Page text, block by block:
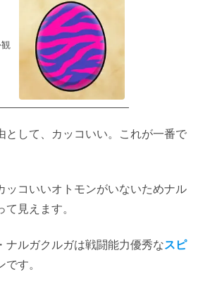
観
として、カッコいい。これが一番で
ッコいいオトモンがいないためナル
見えます。
ナルガクルガは戦闘能力優秀なスピ
す。